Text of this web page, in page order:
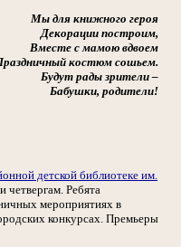
Мы для книжного героя
Декорации построим,
Вместе с мамою вдвоем
костюм сошьем.
Будут рады зрители –
Бабушки, родители!
детской библиотеке им.
четвергам. Ребята
мероприятиях в
конкурсах. Премьеры